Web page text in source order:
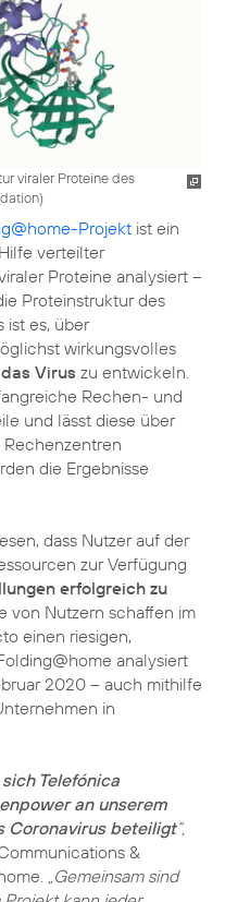
viraler Proteine des
)
Projekt ist ein
verteilter
Proteine analysiert –
Proteinstruktur des
ist es, über
wirkungsvolles
Virus zu entwickeln.
Rechen- und
und lässt diese über
die Ergebnisse
dass Nutzer auf der
zur Verfügung
erfolgreich zu
von Nutzern schaffen im
einen riesigen,
analysiert
2020 – auch mithilfe
in
Telefónica
an unserem
Coronavirus beteiligt“,
&
„Gemeinsam sind